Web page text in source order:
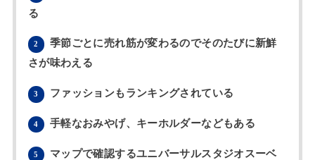
る
2
季節ごとに売れ筋が変わるのでそのたびに新鮮
さが味わえる
3 ファッションもランキングされている
4 手軽なおみやげ、キーホルダーなどもある
5
マップで確認するユニバーサルスタジオスーベ